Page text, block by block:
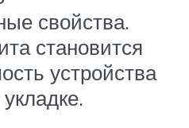
свойства.
становится
устройства